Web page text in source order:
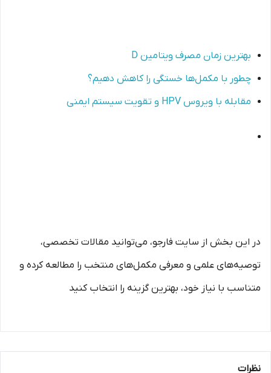
بهترین زمان مصرف ویتامین D
چطور با مکمل‌ها خستگی را کاهش دهیم؟
مقابله با ویروس HPV و تقویت سیستم ایمنی
در این بخش از سایت فارجو، می‌توانید مقالات تخصصی،
توصیه‌های علمی و معرفی مکمل‌های منتخب را مطالعه کرده و
متناسب با نیاز خود، بهترین گزینه را انتخاب کنید
نظرات